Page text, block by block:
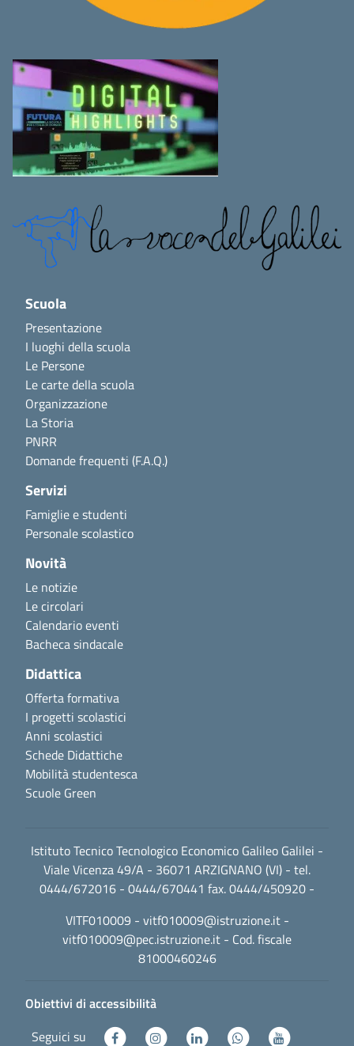
Scuola
Presentazione
I luoghi della scuola
Le Persone
Le carte della scuola
Organizzazione
La Storia
PNRR
Domande frequenti (F.A.Q.)
Servizi
Famiglie e studenti
Personale scolastico
Novità
Le notizie
Le circolari
Calendario eventi
Bacheca sindacale
Didattica
Offerta formativa
I progetti scolastici
Anni scolastici
Schede Didattiche
Mobilità studentesca
Scuole Green
Istituto Tecnico Tecnologico Economico Galileo Galilei -
Viale Vicenza 49/A - 36071 ARZIGNANO (VI) - tel.
0444/672016 - 0444/670441 fax. 0444/450920 -
VITF010009 - vitf010009@istruzione.it-
vitf010009@pec.istruzione.it - Cod. fiscale
81000460246
Obiettivi di accessibilità
Seguici su